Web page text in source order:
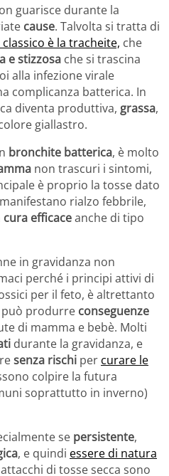
guarisce durante la
cause. Talvolta si tratta di
classico è la tracheite, che
e stizzosa che si trascina
alla infezione virale
complicanza batterica. In
diventa produttiva, grassa,
giallastro.
bronchite batterica, è molto
non trascuri i sintomi,
è proprio la tosse dato
rialzo febbrile,
cura efficaceanche di tipo
in gravidanza non
perché i principi attivi di
per il feto, è altrettanto
può produrre conseguenze
di mamma e bebè. Molti
durante la gravidanza, e
senza rischi per curare le
colpire la futura
soprattutto in inverno)
se persistente,
, e quindi essere di natura
di tosse secca sono